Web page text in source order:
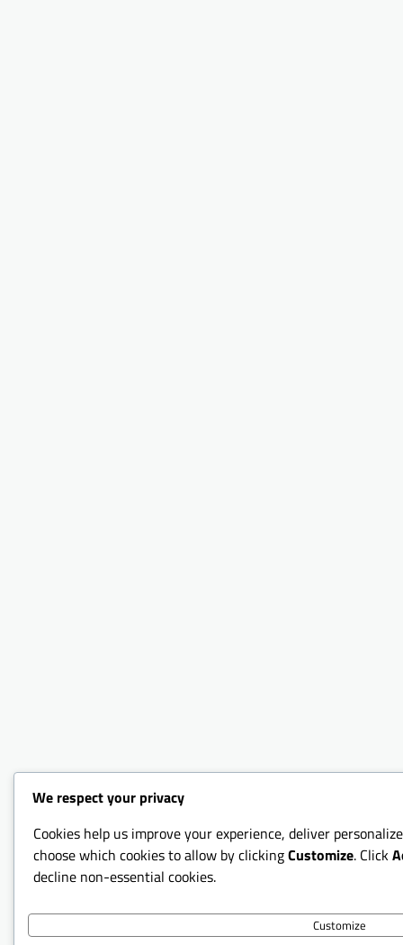
We respect your privacy
Cookies help us improve your experience, deliver
choose which cookies to allow by clickingCustomize. Click
decline non-essential cookies.
Customize